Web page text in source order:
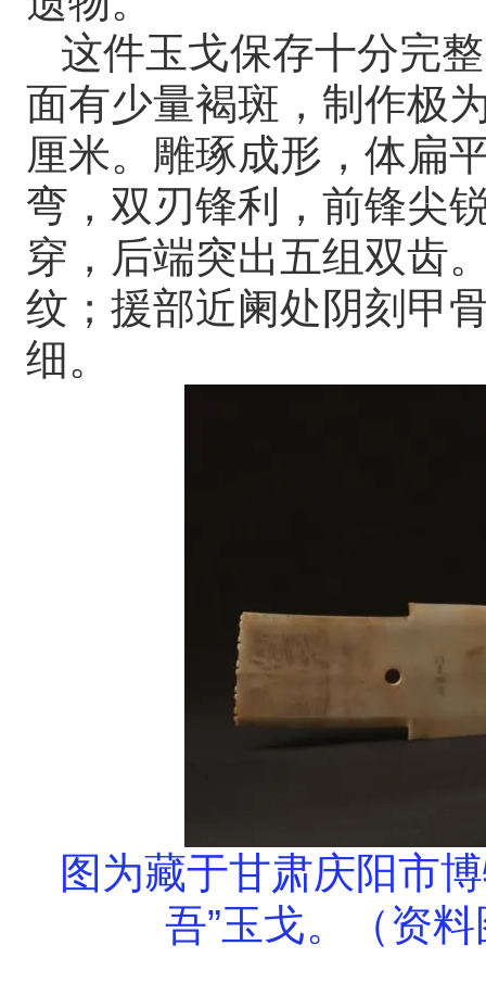
这件玉戈保存十分完
面有少量褐斑，制作极
厘米。雕琢成形，体扁
弯，双刃锋利，前锋尖
穿，后端突出五组双齿
纹；援部近阑处阴刻甲
细。
图为藏于甘肃庆阳市
吾”玉戈。（资